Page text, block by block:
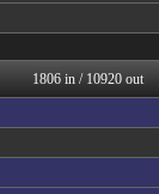
NEWSぽけまとめー
ゴールデンタイムズ
妹はVIPPER
ぶる速-VIP
なんJミュージアム
1806 in / 10920 out